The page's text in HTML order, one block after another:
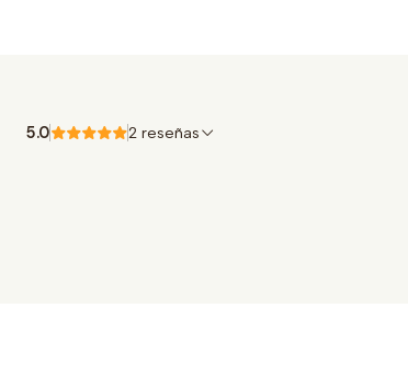
5.0 2 reseñas